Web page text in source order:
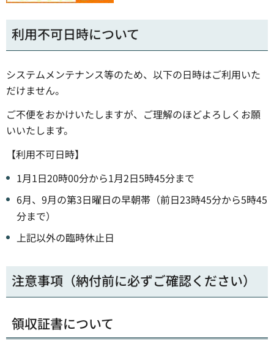
利用不可日時について
システムメンテナンス等のため、以下の日時はご利用いた
だけません。
ご不便をおかけいたしますが、ご理解のほどよろしくお願
いいたします。
【利用不可日時】
1月1日20時00分から1月2日5時45分まで
6月、9月の第3日曜日の早朝帯（前日23時45分から5時45
分まで）
上記以外の臨時休止日
注意事項（納付前に必ずご確認ください）
領収証書について